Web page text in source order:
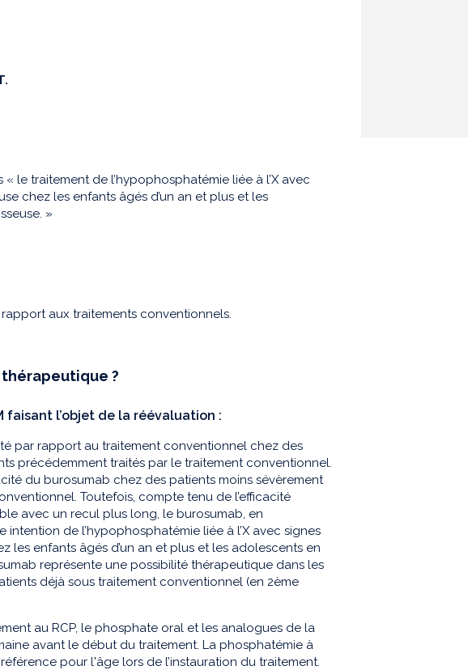
le traitement de l’hypophosphatémie liée à l’X avec
chez les enfants âgés d’un an et plus et les
»
aux traitements conventionnels.
?
faisant l’objet de la réévaluation :
par rapport au traitement conventionnel chez des
précédemment traités par le traitement conventionnel.
du burosumab chez des patients moins sévèrement
Toutefois, compte tenu de l’efficacité
avec un recul plus long, le burosumab, en
de l’hypophosphatémie liée à l’X avec signes
les enfants âgés d’un an et plus et les adolescents en
représente une possibilité thérapeutique dans les
déjà sous traitement conventionnel (en 2ème
au RCP, le phosphate oral et les analogues de la
avant le début du traitement. La phosphatémie à
pour l'âge lors de l’instauration du traitement.